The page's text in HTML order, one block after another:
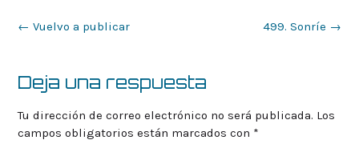
Navegación
entrada
499. Sonríe →
← Vuelvo a publicar
Deja una respuesta
Tu dirección de correo electrónico no será publicada. Los
campos obligatorios están marcados con *